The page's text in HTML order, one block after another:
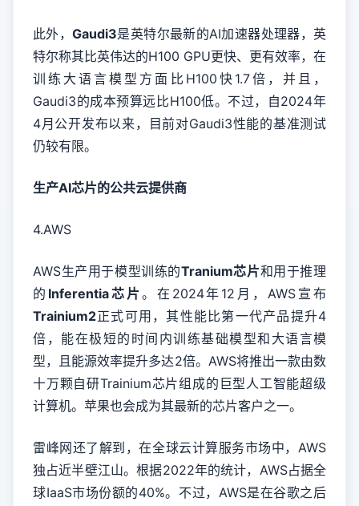
此外，Gaudi3是英特尔最新的AI加速器处理器，英
特尔称其比英伟达的H100 GPU更快、更有效率，在
训练大语言模型方面比H100快1.7倍，并且，
Gaudi3的成本预算远比H100低。不过，自2024年
4月公开发布以来，目前对Gaudi3性能的基准测试
仍较有限。
生产AI芯片的公共云提供商
4.AWS
AWS生产用于模型训练的Tranium芯片和用于推理
的 Inferentia芯片。在2024年12月，AWS宣布
Trainium2正式可用，其性能比第一代产品提升4
倍，能在极短的时间内训练基础模型和大语言模
型，且能源效率提升多达2倍。AWS将推出一款由数
十万颗自研Trainium芯片组成的巨型人工智能超级
计算机。苹果也会成为其最新的芯片客户之一。
雷峰网还了解到，在全球云计算服务市场中，AWS
独占近半壁江山。根据2022年的统计，AWS占据全
球IaaS市场份额的40%。不过，AWS是在谷歌之后